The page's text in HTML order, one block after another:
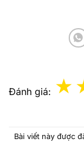
Đánh giá:
Bài viết này được